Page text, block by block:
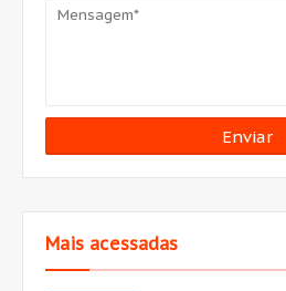
Mais acessadas